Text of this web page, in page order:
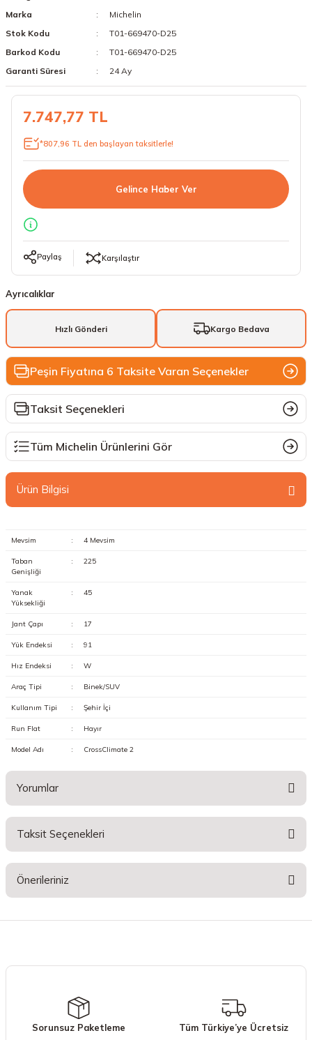
19 Lastikler
20 Lastikler
23 Lastikler
Marka
Michelin
Stok Kodu
T01-669470-D25
Barkod Kodu
T01-669470-D25
Garanti Süresi
24 Ay
7.747,77 TL
*807,96 TL den başlayan taksitlerle!
Gelince Haber Ver
Paylaş Karşılaştır
Ayrıcalıklar
Hızlı Gönderi Kargo Bedava
Peşin Fiyatına 6 Taksite Varan Seçenekler
Taksit Seçenekleri
Tüm Michelin Ürünlerini Gör
Ürün Bilgisi
Mevsim : 4 Mevsim
Taban
Genişliği
: 225
Yanak
Yüksekliği
: 45
Jant Çapı : 17
Yük Endeksi : 91
Hız Endeksi : W
Araç Tipi : Binek/SUV
Kullanım Tipi : Şehir İçi
Run Flat : Hayır
Model Adı : CrossClimate 2
Yorumlar
Taksit Seçenekleri
Önerileriniz
Ürün açıklamasında eksik bilgiler bulunuyor.
Ürün bilgilerinde hatalar bulunuyor.
Sorunsuz Paketleme Tüm Türkiye’ye Ücretsiz